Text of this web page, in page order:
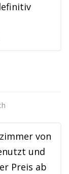
von
und
Preis ab